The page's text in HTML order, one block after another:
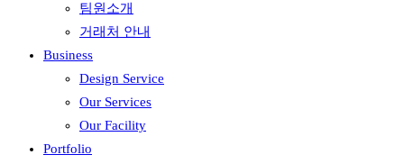
팀원소개
거래처 안내
Business
Design Service
Our Services
Our Facility
Portfolio